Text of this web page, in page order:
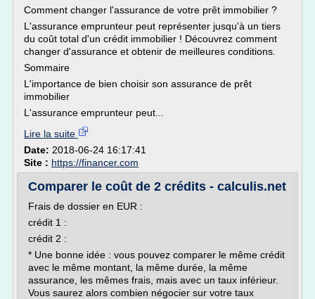
Comment changer l'assurance de votre prêt immobilier ?
L'assurance emprunteur peut représenter jusqu'à un tiers
du coût total d'un crédit immobilier ! Découvrez comment
changer d'assurance et obtenir de meilleures conditions.
Sommaire
L'importance de bien choisir son assurance de prêt
immobilier
L'assurance emprunteur peut...
Lire la suite
Date: 2018-06-24 16:17:41
Site : https://financer.com
Comparer le coût de 2 crédits - calculis.net
Frais de dossier en EUR :
crédit 1 :
crédit 2 :
* Une bonne idée : vous pouvez comparer le même crédit
avec le même montant, la même durée, la même
assurance, les mêmes frais, mais avec un taux inférieur.
Vous saurez alors combien négocier sur votre taux